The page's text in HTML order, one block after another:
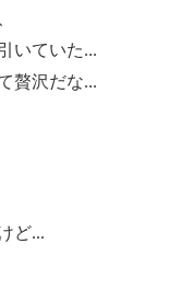
いていた...
贅沢だな...
ど...